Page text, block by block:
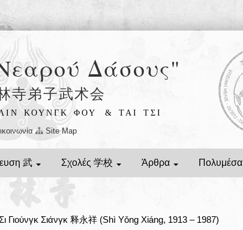
Δάσους"
寺弟子武术会
ΚΟΥΝΓΚ ΦΟΥ
& ΤΑΙ ΤΣΙ
Site Map
武 Σχολές 学校 Άρθρα Πολυμέσα
Γιούνγκ Σιάνγκ 释永祥 (Shì Yǒng Xiáng, 1913 – 1987)